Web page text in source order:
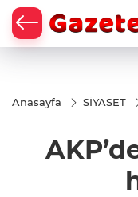
Anasayfa SİYASET